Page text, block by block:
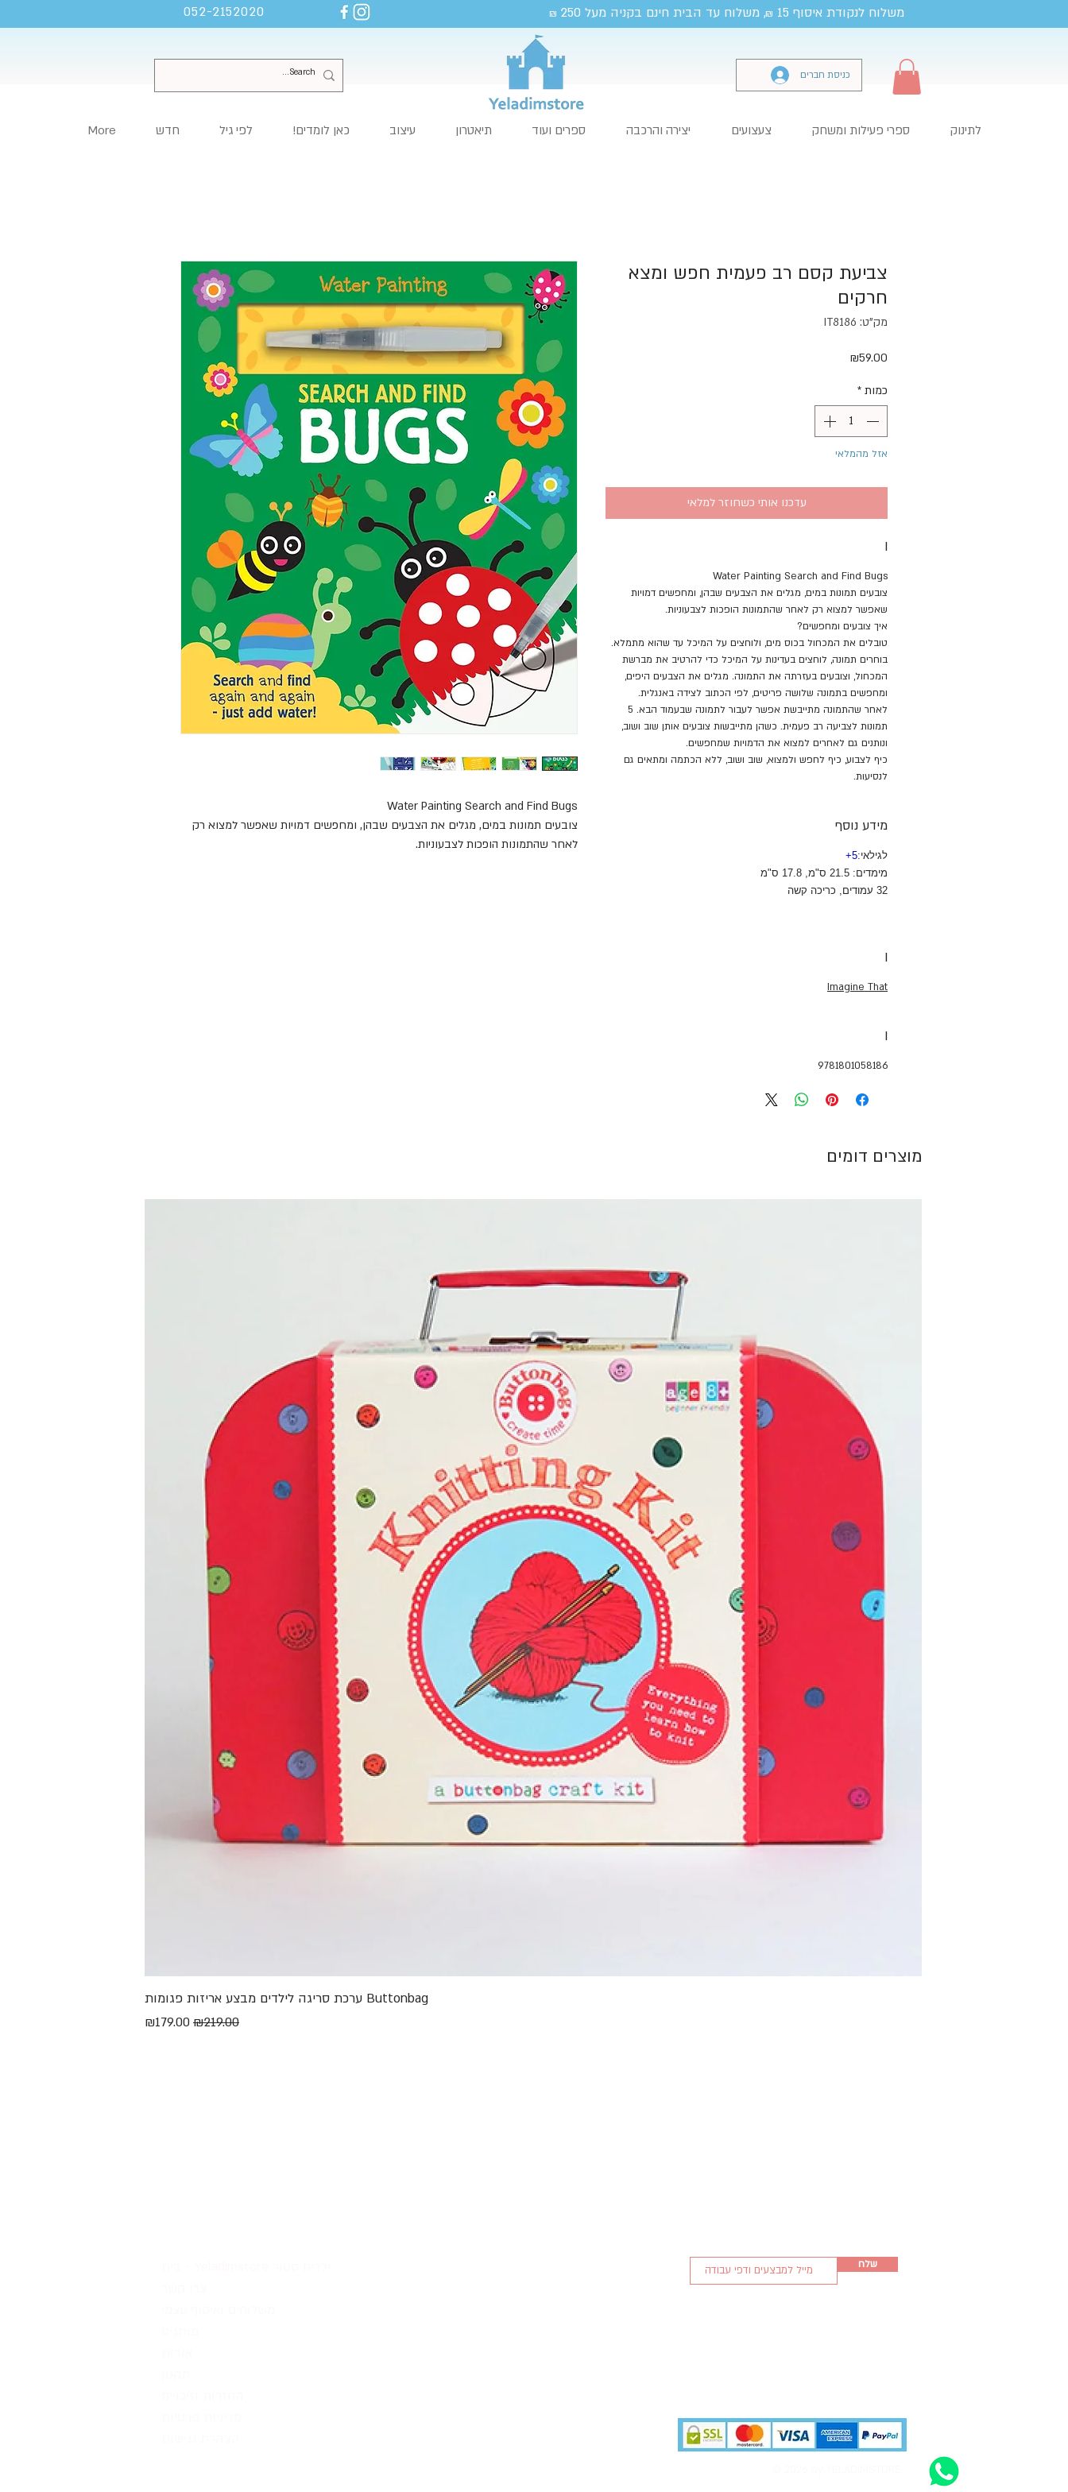
052-2152020 משלוח לנקודת איסוף 15 ₪, משלוח עד הבית חינם בקניה מעל 250 ₪
כניסת חברים
לתינוק ספרי פעילות ומשחק צעצועים יצירה והרכבה ספרים ועוד תיאטרון עיצוב כאן לומדים! לפי גיל חדש More
Water Painting Search and Find Bugs
צובעים תמונות במים, מגלים את הצבעים שבהן, ומחפשים דמויות שאפשר למצוא רק
לאחר שהתמונות הופכות לצבעוניות.
צביעת קסם רב פעמית חפש ומצא
חרקים
מק"ט: IT8186
₪59.00
כמות *
אזל מהמלאי
עדכנו אותי כשחוזר למלאי
I
Water Painting Search and Find Bugs
צובעים תמונות במים, מגלים את הצבעים שבהן, ומחפשים דמויות
שאפשר למצוא רק לאחר שהתמונות הופכות לצבעוניות.
איך צובעים ומחפשים?
טובלים את המכחול בכוס מים, ולוחצים על המיכל עד שהוא מתמלא.
בוחרים תמונה, לוחצים בעדינות על המיכל כדי להרטיב את מברשת
המכחול, וצובעים בעזרתה את התמונה. מגלים את הצבעים היפים,
ומחפשים בתמונה שלושה פריטים, לפי הכתוב לצידה באנגלית.
לאחר שהתמונה מתייבשת אפשר לעבור לתמונה שבעמוד הבא. 5
תמונות לצביעה רב פעמית. כשהן מתייבשות צובעים אותן שוב ושוב,
ונותנים גם לאחרים למצוא את הדמויות שמחפשים.
כיף לצבוע, כיף לחפש ולמצוא, שוב ושוב, ללא הכתמה ומתאים גם
לנסיעות.
מידע נוסף
לגילאי:5
+
מימדים: 21.5 ס"מ, 17.8 ס"מ
32 עמודים, כריכה קשה
I
Imagine That
I
9781801058186
מוצרים דומים
Buttonbag ערכת סריגה לילדים מבצע אריזות פגומות
מחיר רגיל
₪219.00מחיר מבצע
₪179.00
שלח